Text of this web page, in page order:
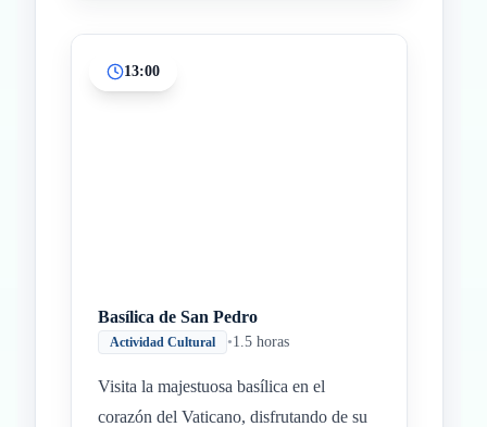
13:00
Basílica de San Pedro
Actividad Cultural •1.5 horas
Visita la majestuosa basílica en el
corazón del Vaticano, disfrutando de su